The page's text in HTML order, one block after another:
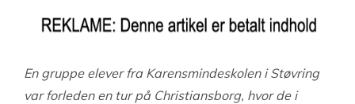
En gruppe elever fra Karensmindeskolen i Støvring
var forleden en tur på Christiansborg, hvor de i